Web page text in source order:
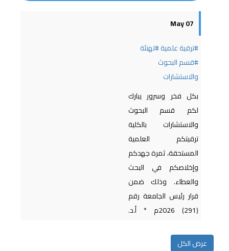
07 May
#ترقية علمية#تهنئة
#قسم البحوث
والاستشارات
بكل فخر وسرور يبارك
لكم قسم البحوث
والاستشارات بالكلية
ترقيتكم العلمية
المستحقة، ثمرة جهدكم
وإخلاصكم في البحث
والعطاء. وذلك ضمن
قرار رئيس الجامعة رقم
(291) 2026م * أ.د.
أبوعزوم / الفيزياء /
عرض الكل